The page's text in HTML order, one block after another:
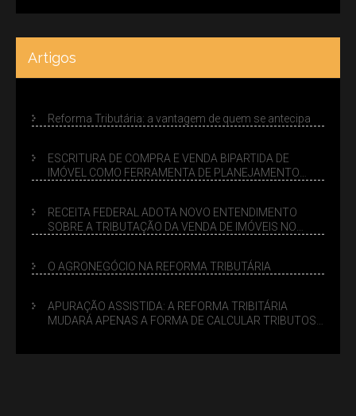
Artigos
Reforma Tributária: a vantagem de quem se antecipa
ESCRITURA DE COMPRA E VENDA BIPARTIDA DE
IMÓVEL COMO FERRAMENTA DE PLANEJAMENTO
RECEITA FEDERAL ADOTA NOVO ENTENDIMENTO
SOBRE A TRIBUTAÇÃO DA VENDA DE IMÓVEIS NO
O AGRONEGÓCIO NA REFORMA TRIBUTÁRIA
APURAÇÃO ASSISTIDA: A REFORMA TRIBITÁRIA
MUDARÁ APENAS A FORMA DE CALCULAR TRIBUTOS